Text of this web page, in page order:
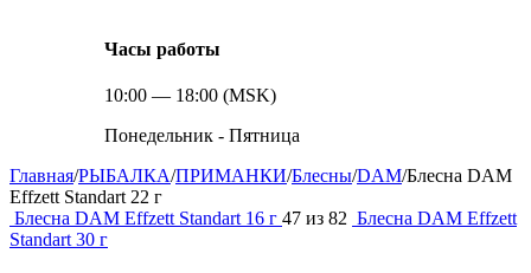
Часы работы
10:00 — 18:00 (MSK)
Понедельник - Пятница
Главная/РЫБАЛКА/ПРИМАНКИ/Блесны/DAM/Блесна DAM
Effzett Standart 22 г
Блесна DAM Effzett Standart 16 г 47 из 82 Блесна DAM Effzett
Standart 30 г